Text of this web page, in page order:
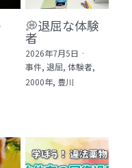
ア 29冊
20冊
グ・ビジネスモデ
💭退屈な体験
者
2026年7月5日 ·
事件, 退屈, 体験者,
2000年, 豊川